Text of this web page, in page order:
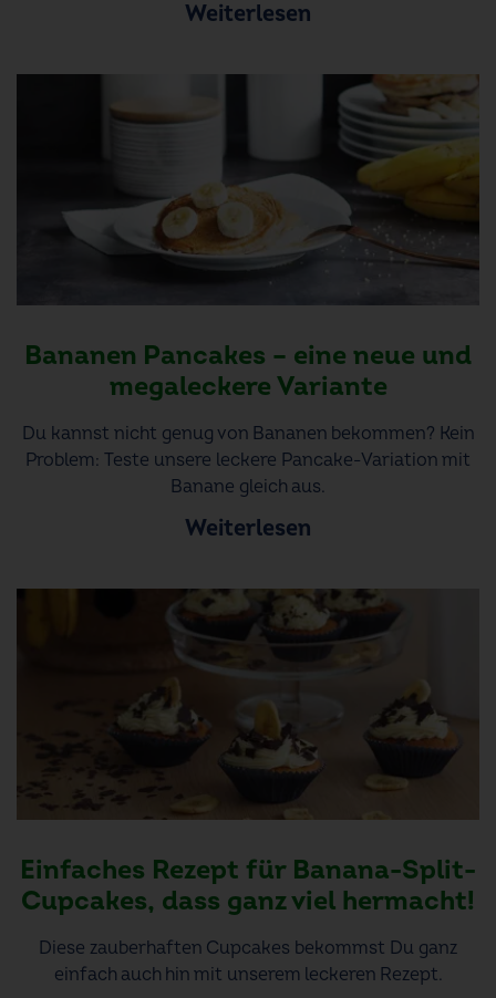
Weiterlesen
Bananen Pancakes – eine neue und
megaleckere Variante
Du kannst nicht genug von Bananen bekommen? Kein
Problem: Teste unsere leckere Pancake-Variation mit
Banane gleich aus.
Weiterlesen
Einfaches Rezept für Banana-Split-
Cupcakes, dass ganz viel hermacht!
Diese zauberhaften Cupcakes bekommst Du ganz
einfach auch hin mit unserem leckeren Rezept.